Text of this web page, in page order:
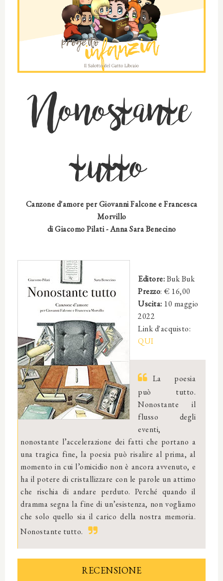
Nonostante
tutto
Canzone d'amore per Giovanni Falcone e Francesca
Morvillo
diGiacomo Pilati-Anna Sara Benecino
Editore:Buk Buk
Prezzo: € 16,00
Uscita: 10 maggio
2022
Link d'acquisto:
QUI
La poesia
può tutto.
Nonostante il
flusso degli
eventi,
nonostante l’accelerazione dei fatti che portano a
una tragica fine, la poesia può risalire al prima, al
momento in cui l’omicidio non è ancora avvenuto, e
ha il potere di cristallizzare con le parole un attimo
che rischia di andare perduto. Perché quando il
dramma segna la fine di un’esistenza, non vogliamo
che solo quello sia il carico della nostra memoria.
Nonostante tutto.
RECENSIONE